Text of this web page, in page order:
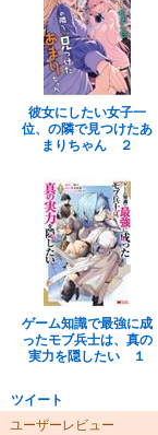
彼女にしたい女子一
位、の隣で見つけたあ
まりちゃん ２
ゲーム知識で最強に成
ったモブ兵士は、真の
実力を隠したい １
ツイート
ユーザーレビュー